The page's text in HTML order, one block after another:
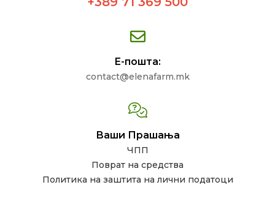
Е-пошта:
contact@elenafarm.mk
Ваши Прашања
ЧПП
Поврат на средства
Политика на заштита на лични податоци